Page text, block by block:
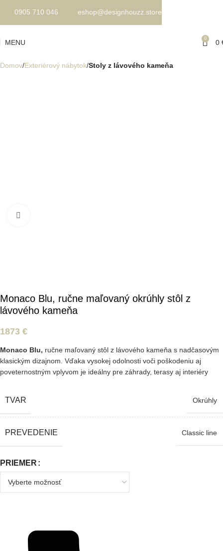
MENU 0 0
Domov Exteriérový nábytok Stoly z lávového kameňa
Monaco Blu, ručne maľovaný okrúhly stôl z
lávového kameňa
1873 €
Monaco Blu, ručne maľovaný stôl z lávového kameňa s nadčasovým
klasickým dizajnom. Vďaka vysokej odolnosti voči poškodeniu aj
poveternostným vplyvom je ideálny pre záhrady, terasy aj interiéry
TVAR Okrúhly
PREVEDENIE Classic line
PRIEMER
0905 710 046 eshop@designhouzz.store